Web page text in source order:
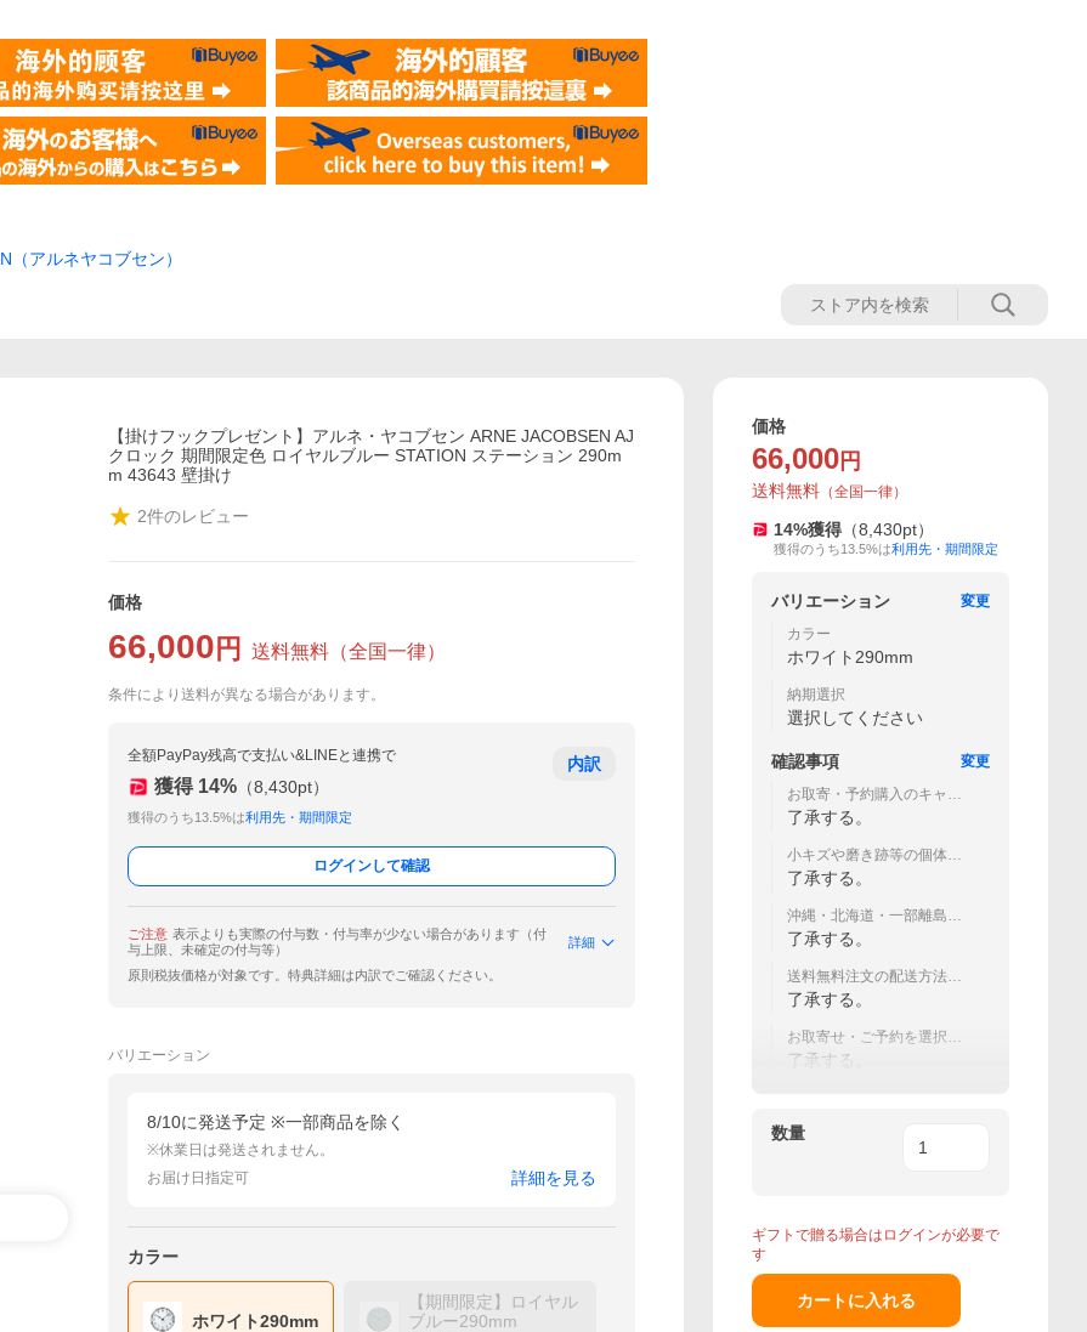
（アルネヤコブセン）
【掛けフックプレゼント】アルネ・ヤコブセン ARNE JACOBSEN AJ
クロック 期間限定色 ロイヤルブルー STATION ステーション 290m
m 43643 壁掛け
2件のレビュー
価格
66,000 円 送料無料 （全国一律）
条件により送料が異なる場合があります。
全額PayPay残高で支払い&LINEと連携で
獲得 14% （8,430pt）
獲得のうち13.5%は利用先・期間限定
内訳
ログインして確認
ご注意 表示よりも実際の付与数・付与率が少ない場合があります（付
与上限、未確定の付与等）
詳細
原則税抜価格が対象です。特典詳細は内訳でご確認ください。
バリエーション
8/10に発送予定 ※一部商品を除く
※休業日は発送されません。
お届け日指定可
詳細を見る
カラー
ホワイト290mm
【期間限定】ロイヤル
ブルー290mm
価格
66,000 円
送料無料 （全国一律）
14%獲得 （8,430pt）
獲得のうち13.5%は利用先・期間限定
バリエーション
変更
カラー
ホワイト290mm
納期選択
選択してください
確認事項
変更
お取寄・予約購入のキャン
セル不可。
了承する。
小キズや磨き跡等の個体差
での返品不可。
了承する。
沖縄・北海道・一部離島は
別途送料。
了承する。
送料無料注文の配送方法指
定不可（ネコポス含む）
了承する。
お取寄せ・ご予約を選択の
場合は明日つく対象外
了承する。
数量
ギフトで贈る場合はログインが必要で
す
カートに入れる